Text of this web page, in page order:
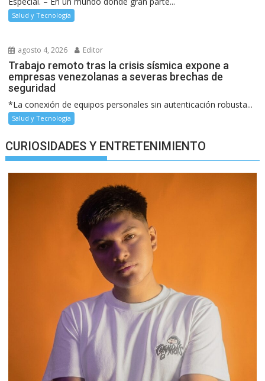
Salud y Tecnología
agosto 4, 2026 Editor
Trabajo remoto tras la crisis sísmica expone a
empresas venezolanas a severas brechas de
seguridad
*La conexión de equipos personales sin autenticación robusta...
Salud y Tecnología
CURIOSIDADES Y ENTRETENIMIENTO